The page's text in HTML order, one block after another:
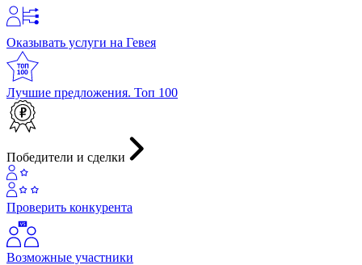
Оказывать услуги на Гевея
Лучшие предложения. Топ 100
Победители и сделки
Проверить конкурента
Возможные участники